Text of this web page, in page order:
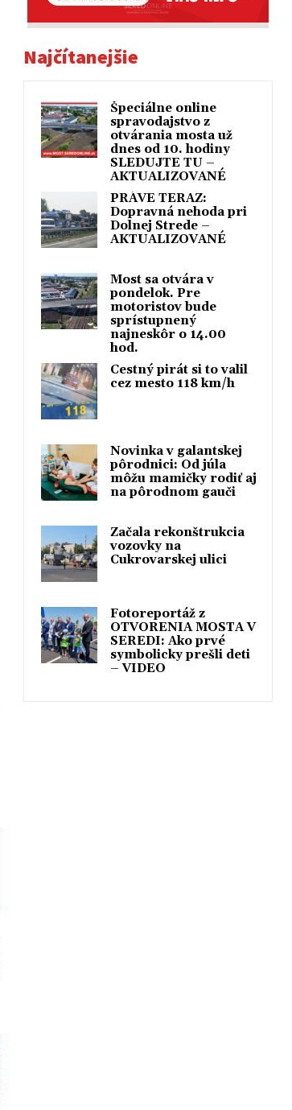
Najčítanejšie
Špeciálne online
spravodajstvo z
otvárania mosta už
dnes od 10. hodiny
SLEDUJTE TU –
AKTUALIZOVANÉ
PRÁVE TERAZ:
Dopravná nehoda pri
Dolnej Strede –
AKTUALIZOVANÉ
Most sa otvára v
pondelok. Pre
motoristov bude
sprístupnený
najneskôr o 14.00
hod.
Cestný pirát si to valil
cez mesto 118 km/h
Novinka v galantskej
pôrodnici: Od júla
môžu mamičky rodiť aj
na pôrodnom gauči
Začala rekonštrukcia
vozovky na
Cukrovarskej ulici
Fotoreportáž z
OTVORENIA MOSTA V
SEREDI: Ako prvé
symbolicky prešli deti
– VIDEO